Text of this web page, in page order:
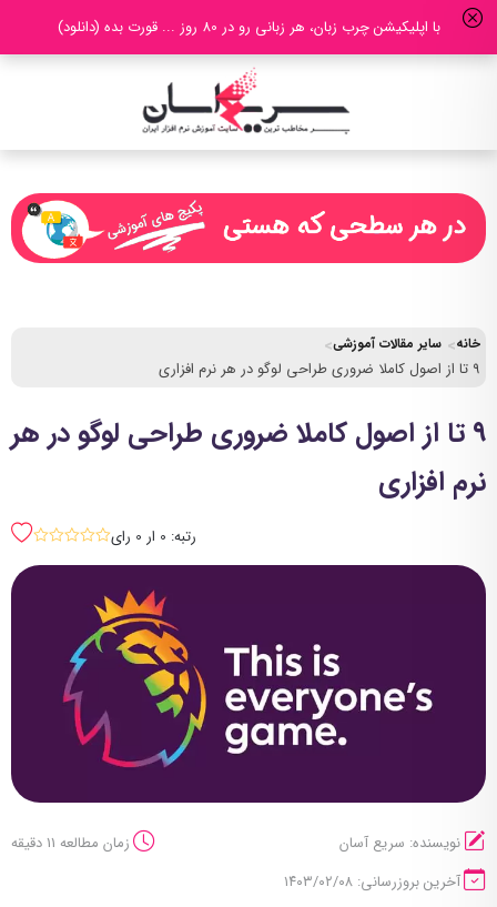
با اپلیکیشن چرب زبان، هر زبانی رو در 80 روز ... قورت بده (دانلود)
خانه سایر مقالات آموزشی
۹ تا از اصول کاملا ضروری طراحی لوگو در هر نرم افزاری
۹ تا از اصول کاملا ضروری طراحی لوگو در هر
نرم افزاری
رتبه: 0 ار 0 رای sssss
نویسنده: سریع آسان
زمان مطالعه 11 دقیقه
آخرین بروزرسانی: ۱۴۰۳/۰۲/۰۸